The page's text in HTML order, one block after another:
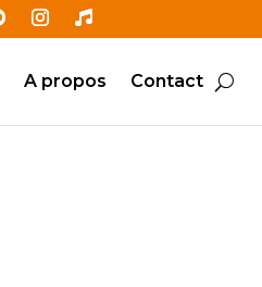
A propos Contact